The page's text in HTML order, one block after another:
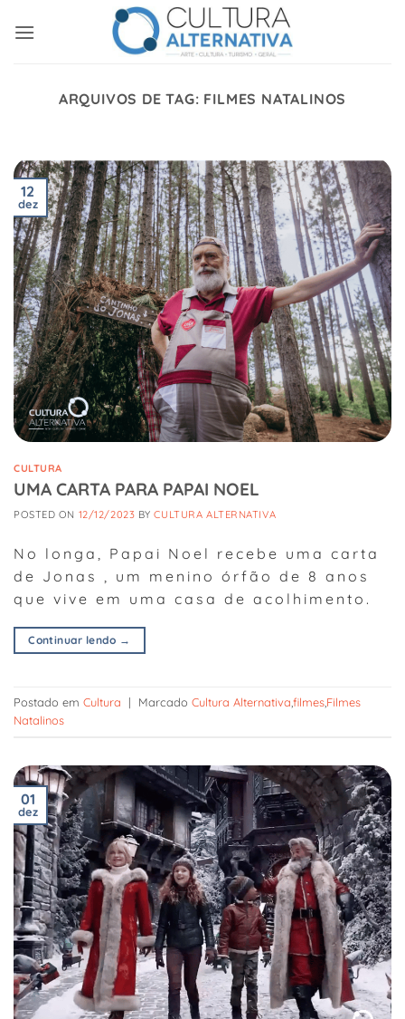
ARQUIVOS DE TAG: FILMES NATALINOS
12
dez
CULTURA
UMA CARTA PARA PAPAI NOEL
POSTED ON 12/12/2023 BYCULTURA ALTERNATIVA
No longa, Papai Noel recebe uma carta
de Jonas , um menino órfão de 8 anos
que vive em uma casa de acolhimento.
Continuar lendo →
Postado em Cultura | Marcado Cultura AlternativafilmesFilmes
Natalinos
01
dez